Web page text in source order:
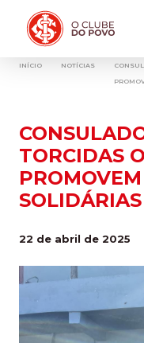
INÍCIO NOTÍCIAS
TORCIDAS
22 de abril de 2025